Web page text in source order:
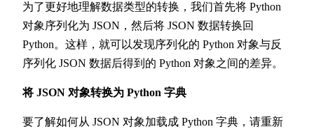
为了更好地理解数据类型的转换，我们首先将 Python
对象序列化为 JSON，然后将 JSON 数据转换回
Python。这样，就可以发现序列化的 Python 对象与反
序列化 JSON 数据后得到的 Python 对象之间的差异。
将 JSON 对象转换为 Python 字典
要了解如何从 JSON 对象加载成 Python 字典，请重新